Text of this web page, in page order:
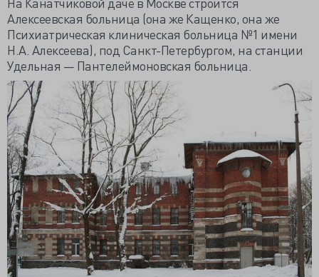
Алексеевская больница (она же Кащенко, она же
Психиатрическая клиническая больница №1 имени
Н.А. Алексеева), под Санкт-Петербургом, на станции
Удельная — Пантелеймоновская больница.